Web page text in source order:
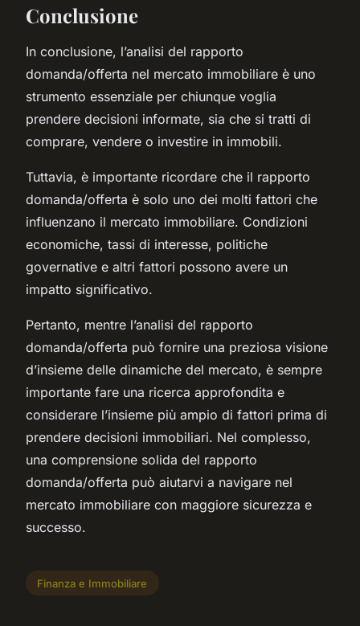
Conclusione
In conclusione, l’analisi del rapporto
domanda/offerta nel mercato immobiliare è uno
strumento essenziale per chiunque voglia
prendere decisioni informate, sia che si tratti di
comprare, vendere o investire in immobili.
Tuttavia, è importante ricordare che il rapporto
domanda/offerta è solo uno dei molti fattori che
influenzano il mercato immobiliare. Condizioni
economiche, tassi di interesse, politiche
governative e altri fattori possono avere un
impatto significativo.
Pertanto, mentre l’analisi del rapporto
domanda/offerta può fornire una preziosa visione
d’insieme delle dinamiche del mercato, è sempre
importante fare una ricerca approfondita e
considerare l’insieme più ampio di fattori prima di
prendere decisioni immobiliari. Nel complesso,
una comprensione solida del rapporto
domanda/offerta può aiutarvi a navigare nel
mercato immobiliare con maggiore sicurezza e
successo.
Finanza e Immobiliare